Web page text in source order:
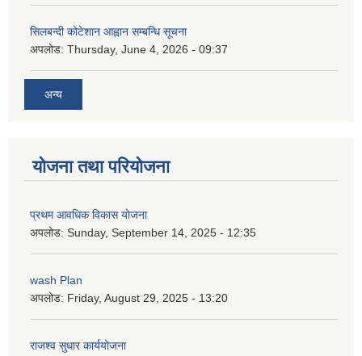
सिलबन्दी कोटेशान आह्वान सम्बन्धि सूचना
अपलोड: Thursday, June 4, 2026 - 09:37
अन्य
योजना तथा परियोजना
प्रथम आवधिक विकास योजना
अपलोड: Sunday, September 14, 2025 - 12:35
wash Plan
अपलोड: Friday, August 29, 2025 - 13:20
राजश्व सुधार कार्ययोजना